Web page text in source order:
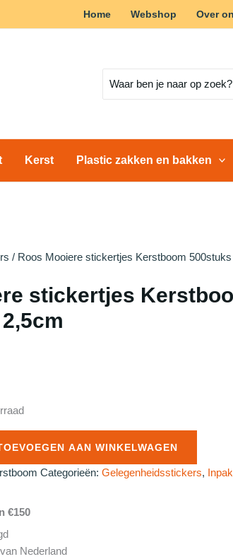
Home Webshop Over
naar:
Kerst Plastic zakken en bakken
/ Roos Mooiere stickertjes Kerstboom
stickertjes
AAN WINKELWAGEN
Categorieën: Gelegenheidsstickers,
€150
Nederland